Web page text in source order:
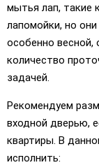
мытья лап, такие
лапомойки, но
особенно
количество
задачей.
Рекомендуем
входной дверью,
квартиры. В
исполнить: